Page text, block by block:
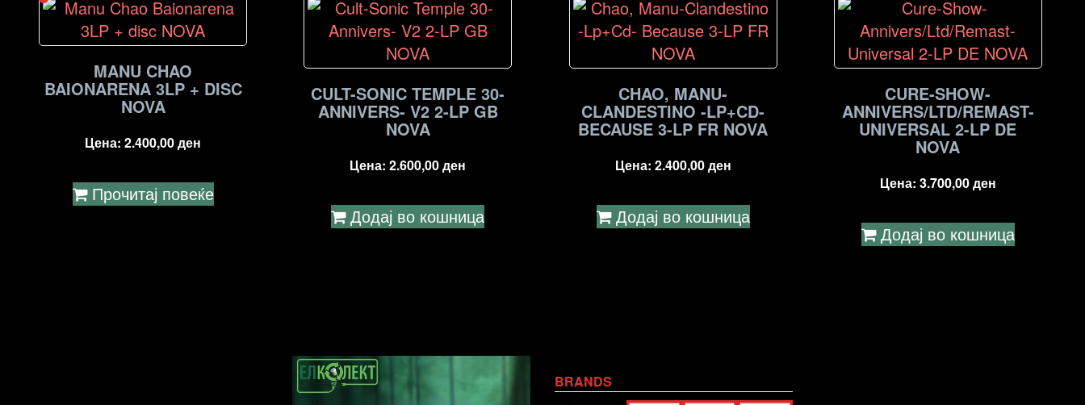
MANU CHAO
BAIONARENA 3LP + DISC
NOVA
Цена:2.400,00ден
Прочитај повеќе
CULT-SONIC TEMPLE 30-
ANNIVERS- V2 2-LP GB
NOVA
Цена:2.600,00ден
Додај во кошница
CHAO, MANU-
CLANDESTINO -LP+CD-
BECAUSE 3-LP FR NOVA
Цена: 2.400,00ден
Додај во кошница
CURE-SHOW-
ANNIVERS/LTD/REMAST-
UNIVERSAL 2-LP DE
NOVA
Цена: 3.700,00ден
Додај во кошница
BRANDS